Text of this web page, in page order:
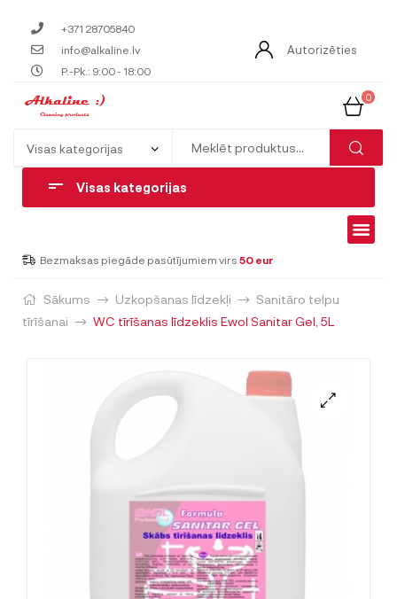
+371 28705840
info@alkaline.lv
P.-Pk.: 9:00 - 18:00
Autorizēties
0
Visas kategorijas
Bezmaksas piegāde pasūtījumiem virs 50 eur
Sākums Uzkopšanas līdzekļi
Sanitāro telpu
tīrīšanai
WC tīrīšanas līdzeklis Ewol Sanitar Gel, 5L